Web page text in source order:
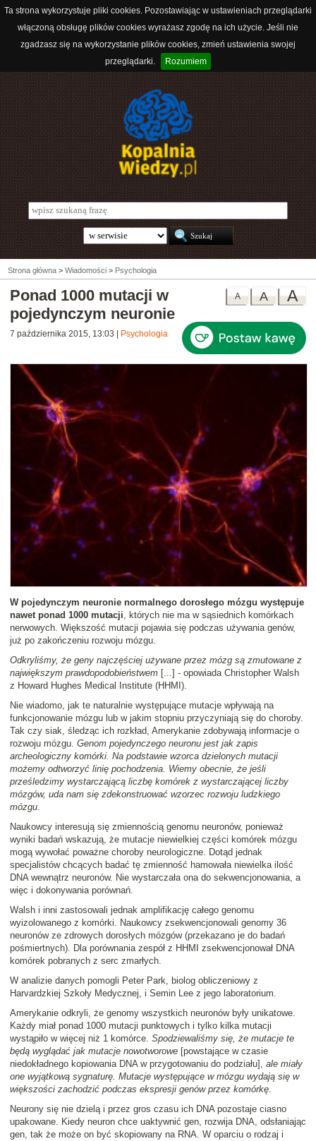
Ta strona wykorzystuje pliki cookies. Pozostawiając w ustawieniach przeglądarki
włączoną obsługę plików cookies wyrażasz zgodę na ich użycie. Jeśli nie
zgadzasz się na wykorzystanie plików cookies, zmień ustawienia swojej
przeglądarki.
Rozumiem
Strona główna > Wiadomości > Psychologia
A
A
A
Ponad 1000 mutacji w
pojedynczym neuronie
7 października 2015, 13:03 Psychologia
W pojedynczym neuronie normalnego dorosłego mózgu występuje
nawet ponad 1000 mutacji, których nie ma w sąsiednich komórkach
nerwowych. Większość mutacji pojawia się podczas używania genów,
już po zakończeniu rozwoju mózgu.
Odkryliśmy, że geny najczęściej używane przez mózg są zmutowane z
największym prawdopodobieństwem [...] - opowiada Christopher Walsh
z Howard Hughes Medical Institute (HHMI).
Nie wiadomo, jak te naturalnie występujące mutacje wpływają na
funkcjonowanie mózgu lub w jakim stopniu przyczyniają się do choroby.
Tak czy siak, śledząc ich rozkład, Amerykanie zdobywają informacje o
rozwoju mózgu. Genom pojedynczego neuronu jest jak zapis
archeologiczny komórki. Na podstawie wzorca dzielonych mutacji
możemy odtworzyć linię pochodzenia. Wiemy obecnie, że jeśli
prześledzimy wystarczającą liczbę komórek z wystarczającej liczby
mózgów, uda nam się zdekonstruować wzorzec rozwoju ludzkiego
mózgu.
Naukowcy interesują się zmiennością genomu neuronów, ponieważ
wyniki badań wskazują, że mutacje niewielkiej części komórek mózgu
mogą wywołać poważne choroby neurologiczne. Dotąd jednak
specjalistów chcących badać tę zmienność hamowała niewielka ilość
DNA wewnątrz neuronów. Nie wystarczała ona do sekwencjonowania, a
więc i dokonywania porównań.
Walsh i inni zastosowali jednak amplifikację całego genomu
wyizolowanego z komórki. Naukowcy zsekwencjonowali genomy 36
neuronów ze zdrowych dorosłych mózgów (przekazano je do badań
pośmiertnych). Dla porównania zespół z HHMI zsekwencjonował DNA
komórek pobranych z serc zmarłych.
W analizie danych pomogli Peter Park, biolog obliczeniowy z
Harvardzkiej Szkoły Medycznej, i Semin Lee z jego laboratorium.
Amerykanie odkryli, że genomy wszystkich neuronów były unikatowe.
Każdy miał ponad 1000 mutacji punktowych i tylko kilka mutacji
wystąpiło w więcej niż 1 komórce. Spodziewaliśmy się, że mutacje te
będą wyglądać jak mutacje nowotworowe [powstające w czasie
niedokładnego kopiowania DNA w przygotowaniu do podziału], ale miały
one wyjątkową sygnaturę. Mutacje występujące w mózgu wydają się w
większości zachodzić podczas ekspresji genów przez komórkę.
Neurony się nie dzielą i przez gros czasu ich DNA pozostaje ciasno
upakowane. Kiedy neuron chce uaktywnić gen, rozwija DNA, odsłaniając
gen, tak że może on być skopiowany na RNA. W oparciu o rodzaj i